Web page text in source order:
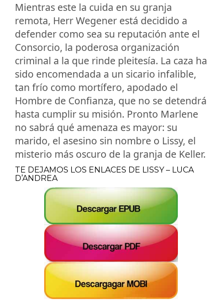
Mientras este la cuida en su granja
remota, Herr Wegener está decidido a
defender como sea su reputación ante el
Consorcio, la poderosa organización
criminal a la que rinde pleitesía. La caza ha
sido encomendada a un sicario infalible,
tan frío como mortífero, apodado el
Hombre de Confianza, que no se detendrá
hasta cumplir su misión. Pronto Marlene
no sabrá qué amenaza es mayor: su
marido, el asesino sin nombre o Lissy, el
misterio más oscuro de la granja de Keller.
TE DEJAMOS LOS ENLACES DE LISSY – LUCA
D’ANDREA